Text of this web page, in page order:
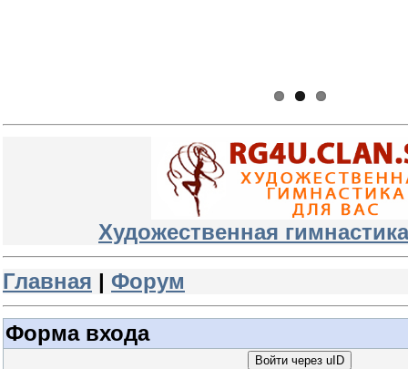
Художественная
Главная | Форум
Форма входа
Войти через uID